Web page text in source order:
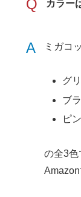
Q カラー
A ミガコ
グ
ブ
ピ
の全3色